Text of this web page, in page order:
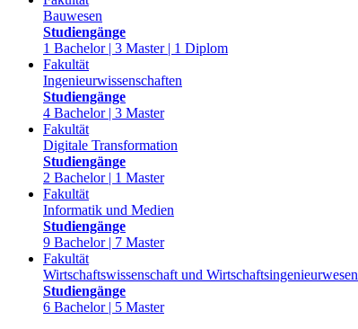
Bauwesen
Studiengänge
1 Bachelor | 3 Master | 1 Diplom
Fakultät
Ingenieurwissenschaften
Studiengänge
4 Bachelor | 3 Master
Fakultät
Digitale Transformation
Studiengänge
2 Bachelor | 1 Master
Fakultät
Informatik und Medien
Studiengänge
9 Bachelor | 7 Master
Fakultät
Wirtschaftswissenschaft und Wirtschaftsingenieurwesen
Studiengänge
6 Bachelor | 5 Master